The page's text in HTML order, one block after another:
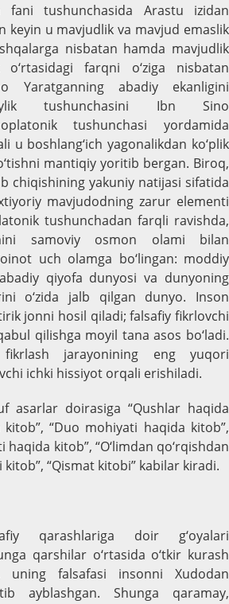
fani tushunchasida Arastu izidan
keyin u mavjudlik va mavjud emaslik
nisbatan hamda mavjudlik
farqni o‘ziga nisbatan
Yaratganning abadiy ekanligini
tushunchasini Ibn Sino
tushunchasi yordamida
u boshlang‘ich yagonalikdan ko‘plik
mantiqiy yoritib bergan. Biroq,
chiqishining yakuniy natijasi sifatida
mavjudodning zarur elementi
tushunchadan farqli ravishda,
samoviy osmon olami bilan
uch olamga bo‘lingan: moddiy
qiyofa dunyosi va dunyoning
o‘zida jalb qilgan dunyo. Inson
jonni hosil qiladi; falsafiy fikrlovchi
qilishga moyil tana asos bo‘ladi.
jarayonining eng yuqori
ichki hissiyot orqali erishiladi.
asarlar doirasiga “Qushlar haqida
kitob”, “Duo mohiyati haqida kitob”,
kitob”, “O‘limdan qo‘rqishdan
kitob”, “Qismat kitobi” kabilar kiradi.
qarashlariga doir g‘oyalari
qarshilar o‘rtasida o‘tkir kurash
falsafasi insonni Xudodan
ayblashgan. Shunga qaramay,